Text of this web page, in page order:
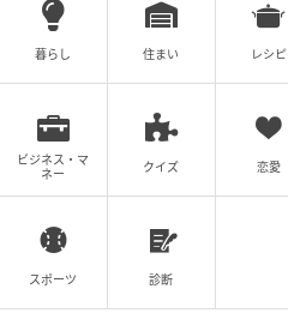
ブログ：紙屋束実（
#69 文句を言わ
前の話
暮らし 住まい レシピ
ビジネス・マ
ネー
クイズ 恋愛
スポーツ 診断